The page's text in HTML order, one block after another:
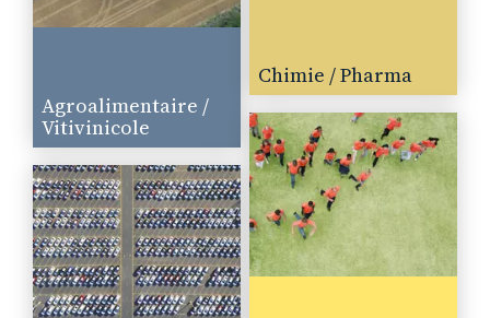
Agroalimentaire /
Vitivinicole
Chimie / Pharma